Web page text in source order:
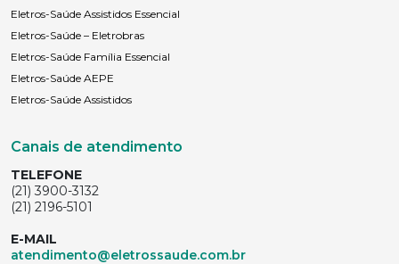
Eletros-Saúde Assistidos Essencial
Eletros-Saúde – Eletrobras
Eletros-Saúde Família Essencial
Eletros-Saúde AEPE
Eletros-Saúde Assistidos
Canais de atendimento
TELEFONE
(21) 3900-3132
(21) 2196-5101
E-MAIL
atendimento@eletrossaude.com.br